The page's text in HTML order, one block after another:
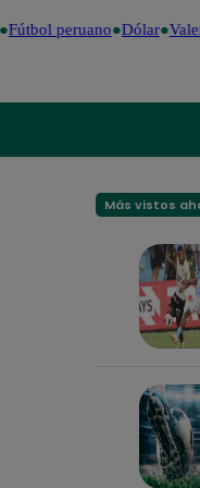
Fútbol peruano Dólar
Más vistos